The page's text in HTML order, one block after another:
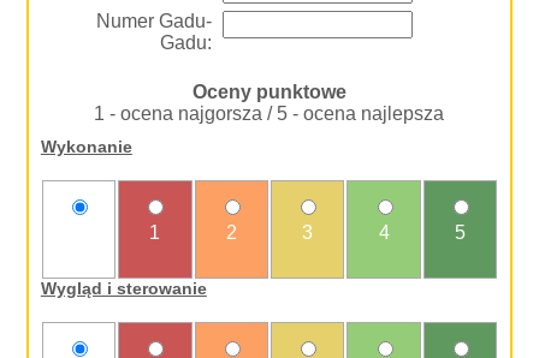
Numer Gadu-
Gadu:
Oceny punktowe
1 - ocena najgorsza / 5 - ocena najlepsza
Wykonanie
1 2 3 4 5
Wygląd i sterowanie